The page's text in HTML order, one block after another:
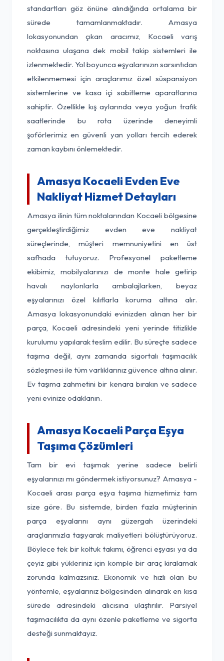
standartları göz önüne alındığında ortalama bir
sürede tamamlanmaktadır. Amasya
lokasyonundan çıkan aracımız, Kocaeli varış
noktasına ulaşana dek mobil takip sistemleri ile
izlenmektedir. Yol boyunca eşyalarınızın sarsıntıdan
etkilenmemesi için araçlarımız özel süspansiyon
sistemlerine ve kasa içi sabitleme aparatlarına
sahiptir. Özellikle kış aylarında veya yoğun trafik
saatlerinde bu rota üzerinde deneyimli
şoförlerimiz en güvenli yan yolları tercih ederek
zaman kaybını önlemektedir.
Amasya Kocaeli Evden Eve
Nakliyat Hizmet Detayları
Amasya ilinin tüm noktalarından Kocaeli bölgesine
gerçekleştirdiğimiz evden eve nakliyat
süreçlerinde, müşteri memnuniyetini en üst
safhada tutuyoruz. Profesyonel paketleme
ekibimiz, mobilyalarınızı de monte hale getirip
havalı naylonlarla ambalajlarken, beyaz
eşyalarınızı özel kılıflarla koruma altına alır.
Amasya lokasyonundaki evinizden alınan her bir
parça, Kocaeli adresindeki yeni yerinde titizlikle
kurulumu yapılarak teslim edilir. Bu süreçte sadece
taşıma değil, aynı zamanda sigortalı taşımacılık
sözleşmesi ile tüm varlıklarınız güvence altına alınır.
Ev taşıma zahmetini bir kenara bırakın ve sadece
yeni evinize odaklanın.
Amasya Kocaeli Parça Eşya
Taşıma Çözümleri
Tam bir evi taşımak yerine sadece belirli
eşyalarınızı mı göndermek istiyorsunuz? Amasya -
Kocaeli arası parça eşya taşıma hizmetimiz tam
size göre. Bu sistemde, birden fazla müşterinin
parça eşyalarını aynı güzergah üzerindeki
araçlarımızla taşıyarak maliyetleri bölüştürüyoruz.
Böylece tek bir koltuk takımı, öğrenci eşyası ya da
çeyiz gibi yükleriniz için komple bir araç kiralamak
zorunda kalmazsınız. Ekonomik ve hızlı olan bu
yöntemle, eşyalarınız bölgesinden alınarak en kısa
sürede adresindeki alıcısına ulaştırılır. Parsiyel
taşımacılıkta da aynı özenle paketleme ve sigorta
desteği sunmaktayız.